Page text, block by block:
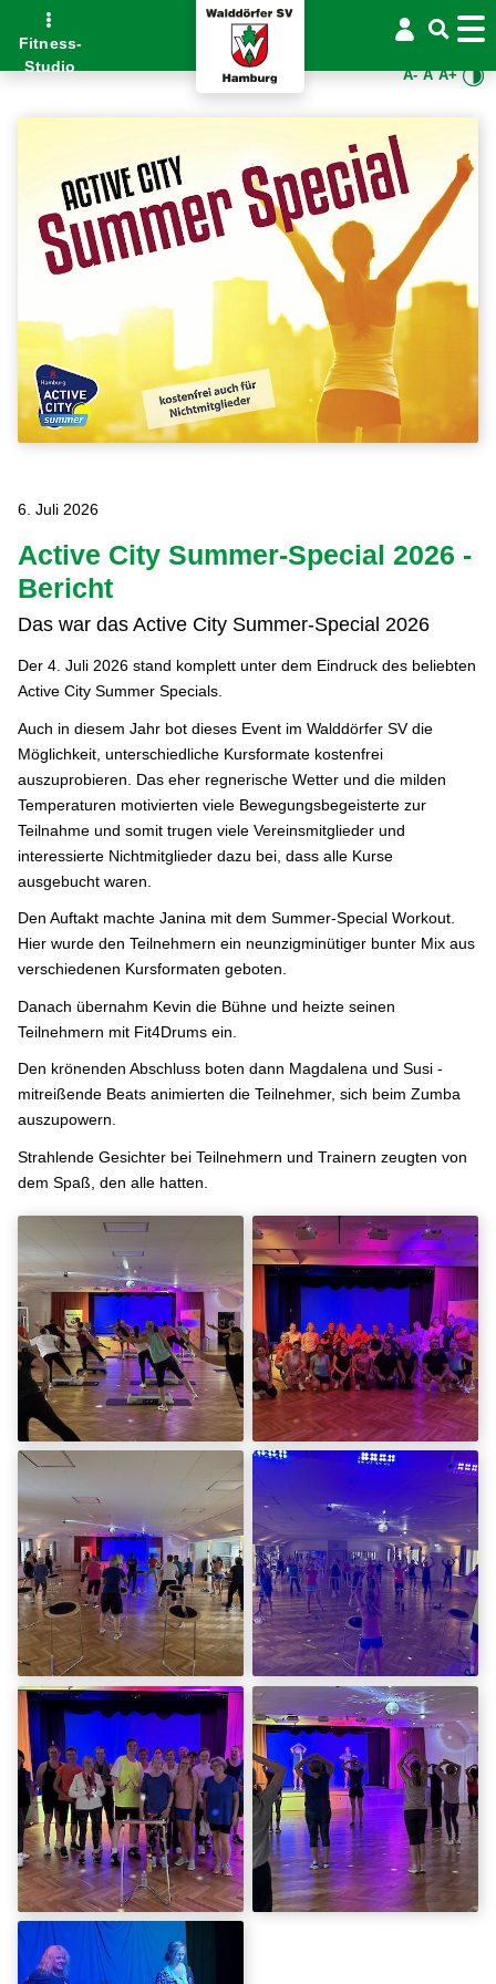
A- A A+
Fitness-
Studio
6. Juli 2026
Active City Summer-Special 2026 -
Bericht
Das war das Active City Summer-Special 2026
Der 4. Juli 2026 stand komplett unter dem Eindruck des beliebten
Active City Summer Specials.
Auch in diesem Jahr bot dieses Event im Walddörfer SV die
Möglichkeit, unterschiedliche Kursformate kostenfrei
auszuprobieren. Das eher regnerische Wetter und die milden
Temperaturen motivierten viele Bewegungsbegeisterte zur
Teilnahme und somit trugen viele Vereinsmitglieder und
interessierte Nichtmitglieder dazu bei, dass alle Kurse
ausgebucht waren.
Den Auftakt machte Janina mit dem Summer-Special Workout.
Hier wurde den Teilnehmern ein neunzigminütiger bunter Mix aus
verschiedenen Kursformaten geboten.
Danach übernahm Kevin die Bühne und heizte seinen
Teilnehmern mit Fit4Drums ein.
Den krönenden Abschluss boten dann Magdalena und Susi -
mitreißende Beats animierten die Teilnehmer, sich beim Zumba
auszupowern.
Strahlende Gesichter bei Teilnehmern und Trainern zeugten von
dem Spaß, den alle hatten.